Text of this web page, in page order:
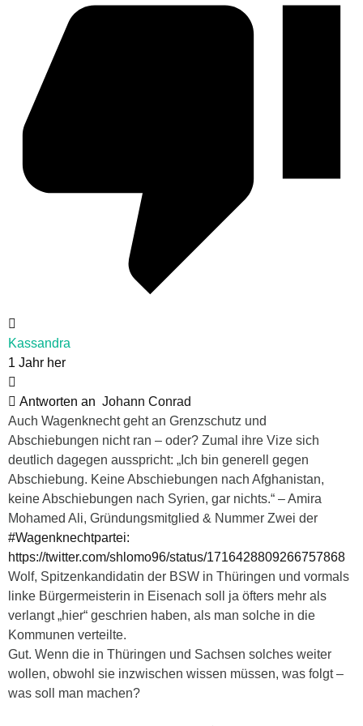
Kassandra
1 Jahr her
Antworten an Johann Conrad
Auch Wagenknecht geht an Grenzschutz und
Abschiebungen nicht ran – oder? Zumal ihre Vize sich
deutlich dagegen ausspricht: „Ich bin generell gegen
Abschiebung. Keine Abschiebungen nach Afghanistan,
keine Abschiebungen nach Syrien, gar nichts.“ – Amira
Mohamed Ali, Gründungsmitglied & Nummer Zwei der
#Wagenknechtpartei:
https://twitter.com/shlomo96/status/1716428809266757868
Wolf, Spitzenkandidatin der BSW in Thüringen und vormals
linke Bürgermeisterin in Eisenach soll ja öfters mehr als
verlangt „hier“ geschrien haben, als man solche in die
Kommunen verteilte.
Gut. Wenn die in Thüringen und Sachsen solches weiter
wollen, obwohl sie inzwischen wissen müssen, was folgt –
was soll man machen?